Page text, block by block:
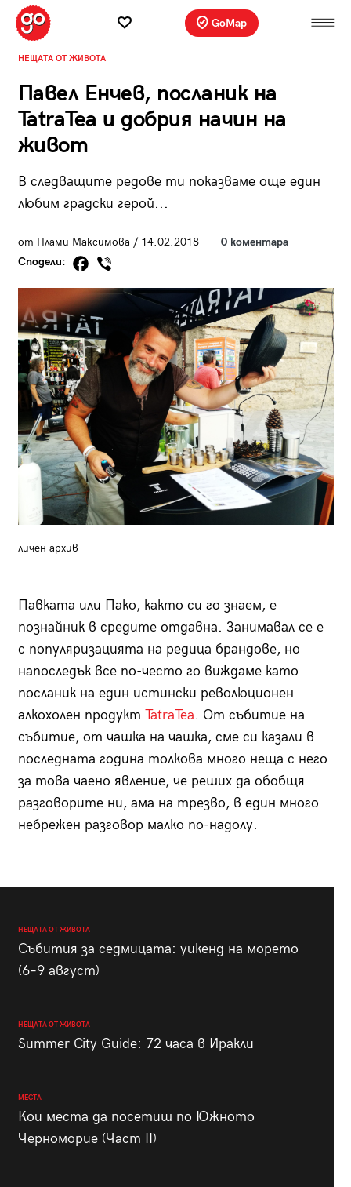
GoMap
НЕЩАТА ОТ ЖИВОТА
Павел Енчев, посланик на
TatraTea и добрия начин на
живот
В следващите редове ти показваме още един
любим градски герой...
от Плами Максимова / 14.02.2018
0 коментара
Сподели:
личен архив
Павката или Пако, както си го знаем, е
познайник в средите отдавна. Занимавал се е
с популяризацията на редица брандове, но
напоследък все по-често го виждаме като
посланик на един истински революционен
алкохолен продукт TatraTea. От събитие на
събитие, от чашка на чашка, сме си казали в
последната година толкова много неща с него
за това чаено явление, че реших да обобщя
разговорите ни, ама на трезво, в един много
небрежен разговор малко по-надолу.
НЕЩАТА ОТ ЖИВОТА
Събития за седмицата: уикенд на морето
(6–9 август)
НЕЩАТА ОТ ЖИВОТА
Summer City Guide: 72 часа в Иракли
МЕСТА
Кои места да посетиш по Южното
Черноморие (Част II)